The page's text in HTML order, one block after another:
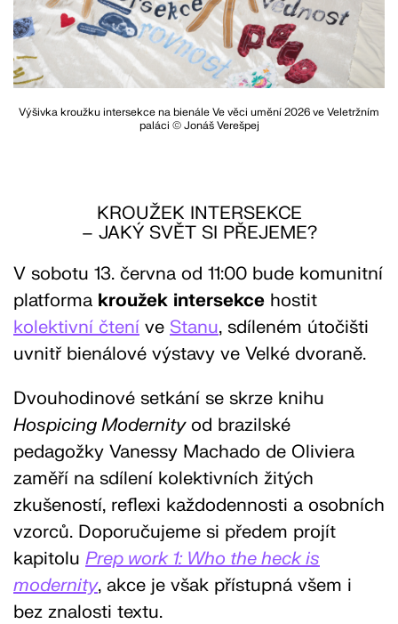
Výšivka kroužku intersekce na bienále Ve věci umění 2026 ve Veletržním
paláci © Jonáš Verešpej
KROUŽEK INTERSEKCE
– JAKÝ SVĚT SI PŘEJEME?
V sobotu 13. června od 11:00 bude komunitní
platforma kroužek intersekce hostit
kolektivní čtení ve Stanu, sdíleném útočišti
uvnitř bienálové výstavy ve Velké dvoraně.
Dvouhodinové setkání se skrze knihu
Hospicing Modernityod brazilské
pedagožky Vanessy Machado de Oliviera
zaměří na sdílení kolektivních žitých
zkušeností, reflexi každodennosti a osobních
vzorců. Doporučujeme si předem projít
kapitolu Prep work 1: Who the heck is
modernity, akce je však přístupná všem i
bez znalosti textu.